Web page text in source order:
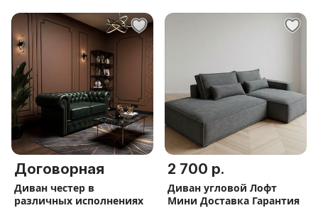
Договорная
Диван честер в
различных исполнениях
2 700 р.
Диван угловой Лофт
Мини Доставка Гарантия